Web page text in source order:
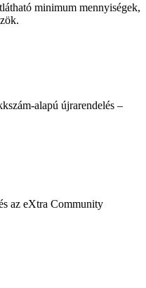
minimum mennyiségek,
alapú újrarendelés –
az eXtra Community